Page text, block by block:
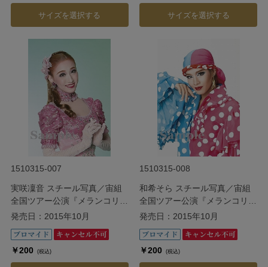
サイズを選択する サイズを選択する
1510315-007
実咲凜音 スチール写真／宙組
全国ツアー公演『メランコリッ
ク・ジゴロ』『シトラスの風
発売日：2015年10月
￥200 (税込)
1510315-008
和希そら スチール写真／宙組
全国ツアー公演『メランコリッ
ク・ジゴロ』『シトラスの風
発売日：2015年10月
￥200 (税込)